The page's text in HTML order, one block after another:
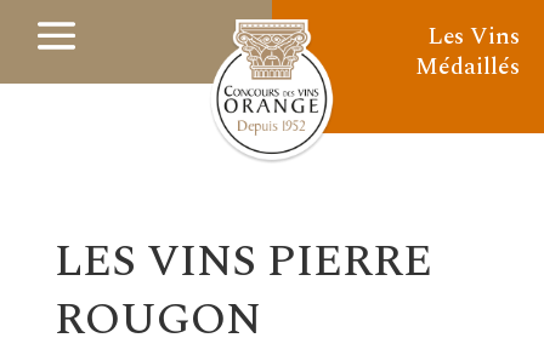
Les Vins
Médaillés
LES VINS PIERRE
ROUGON